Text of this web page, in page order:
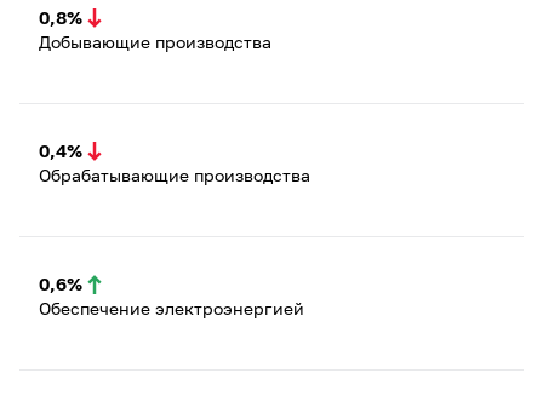
0,8%
Добывающие производства
0,4%
Обрабатывающие производства
0,6%
Обеспечение электроэнергией